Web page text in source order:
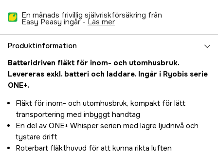
En månads frivillig självriskförsäkring från
Easy Peasy ingår - läs mer
Produktinformation
Batteridriven fläkt för inom- och utomhusbruk.
Levereras exkl. batteri och laddare. Ingår i Ryobis serie
ONE+.
Fläkt för inom- och utomhusbruk, kompakt för lätt
transportering med inbyggt handtag
En del av ONE+ Whisper serien med lägre ljudnivå och
tystare drift
Roterbart fläkthuvud för att kunna rikta luften